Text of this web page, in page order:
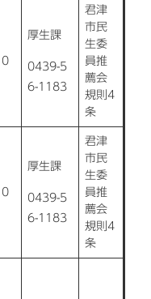
0
厚生課
0439-5
6-1183
君津
市民
生委
員推
薦会
規則4
条
0
厚生課
0439-5
6-1183
君津
市民
生委
員推
薦会
規則4
条